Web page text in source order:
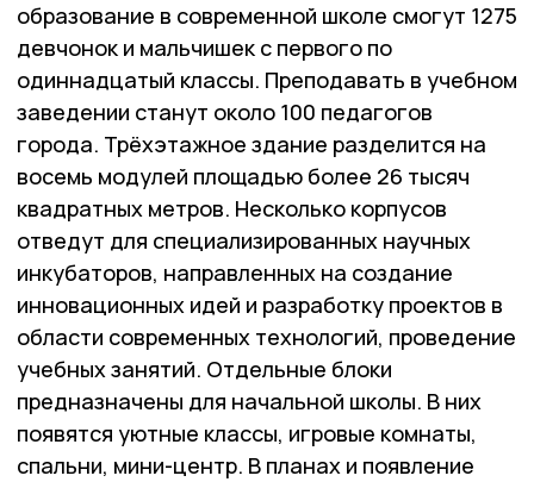
образование в современной школе смогут 1275
девчонок и мальчишек с первого по
одиннадцатый классы. Преподавать в учебном
заведении станут около 100 педагогов
города. Трёхэтажное здание разделится на
восемь модулей площадью более 26 тысяч
квадратных метров. Несколько корпусов
отведут для специализированных научных
инкубаторов, направленных на создание
инновационных идей и разработку проектов в
области современных технологий, проведение
учебных занятий. Отдельные блоки
предназначены для начальной школы. В них
появятся уютные классы, игровые комнаты,
спальни, мини-центр. В планах и появление